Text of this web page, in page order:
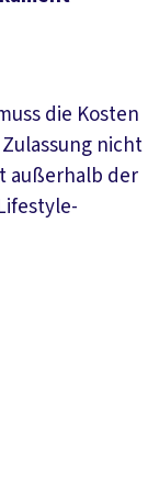
die Kosten
nicht
außerhalb der